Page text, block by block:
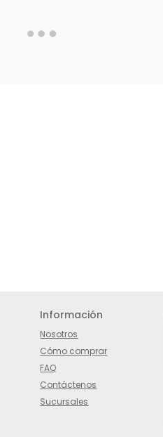
Información
Nosotros
Cómo comprar
FAQ
Contáctenos
Sucursales